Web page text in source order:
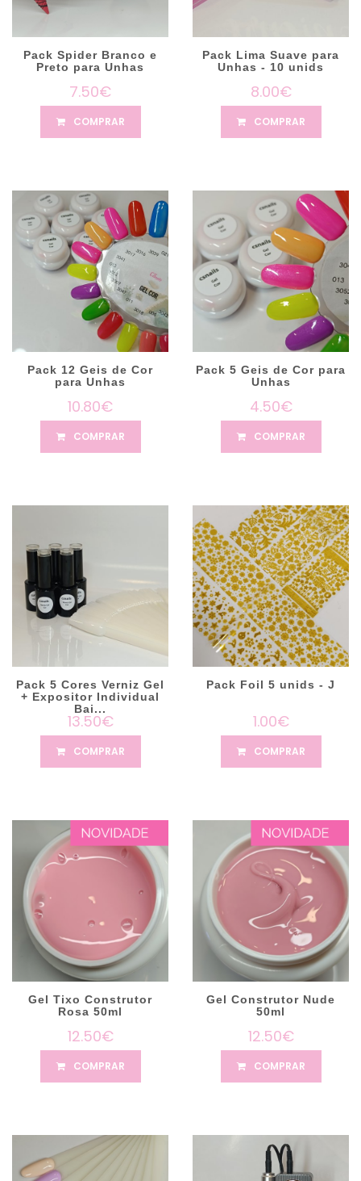
Pack Spider Branco e
Preto para Unhas
7.50€
COMPRAR
Pack Lima Suave para
Unhas - 10 unids
8.00€
COMPRAR
Pack 12 Geis de Cor
para Unhas
10.80€
COMPRAR
Pack 5 Geis de Cor para
Unhas
4.50€
COMPRAR
Pack 5 Cores Verniz Gel
+ Expositor Individual
Bai...
13.50€
COMPRAR
Pack Foil 5 unids - J
1.00€
COMPRAR
Gel Tixo Construtor
Rosa 50ml
12.50€
COMPRAR
Gel Construtor Nude
50ml
12.50€
COMPRAR